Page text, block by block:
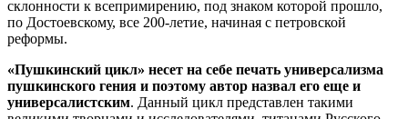
склонности к всепримирению, под знаком которой прошло,
по Достоевскому, все 200-летие, начиная с петровской
реформы.
«Пушкинский цикл» несет на себе печать универсализма
пушкинского гения и поэтому автор назвал его еще и
универсалистским. Данный цикл представлен такими